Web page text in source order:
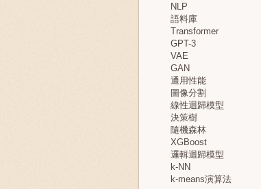
NLP
語料庫
Transformer
GPT-3
VAE
GAN
通用性能
圖像分割
線性迴歸模型
決策樹
隨機森林
XGBoost
邏輯迴歸模型
k-NN
k-means演算法